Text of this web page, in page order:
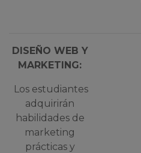
DISEÑO WEB Y
MARKETING:
Los estudiantes
adquirirán
habilidades de
marketing
prácticas y